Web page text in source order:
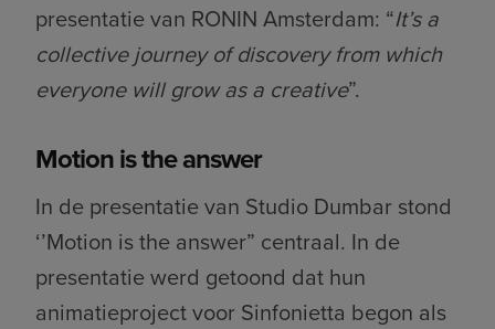
presentatie van RONIN Amsterdam: “It’s a
collective journey of discovery from which
everyone will grow as a creative”.
Motion is the answer
In de presentatie van Studio Dumbar stond
‘’Motion is the answer” centraal. In de
presentatie werd getoond dat hun
animatieproject voor Sinfonietta begon als